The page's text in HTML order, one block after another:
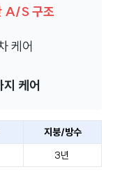
A/S 구조
케어
케어
지붕/방수
3년